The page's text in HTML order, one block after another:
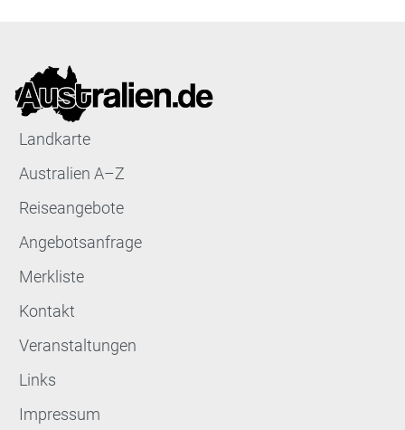
Landkarte
Australien A–Z
Reiseangebote
Angebotsanfrage
Merkliste
Kontakt
Veranstaltungen
Links
Impressum